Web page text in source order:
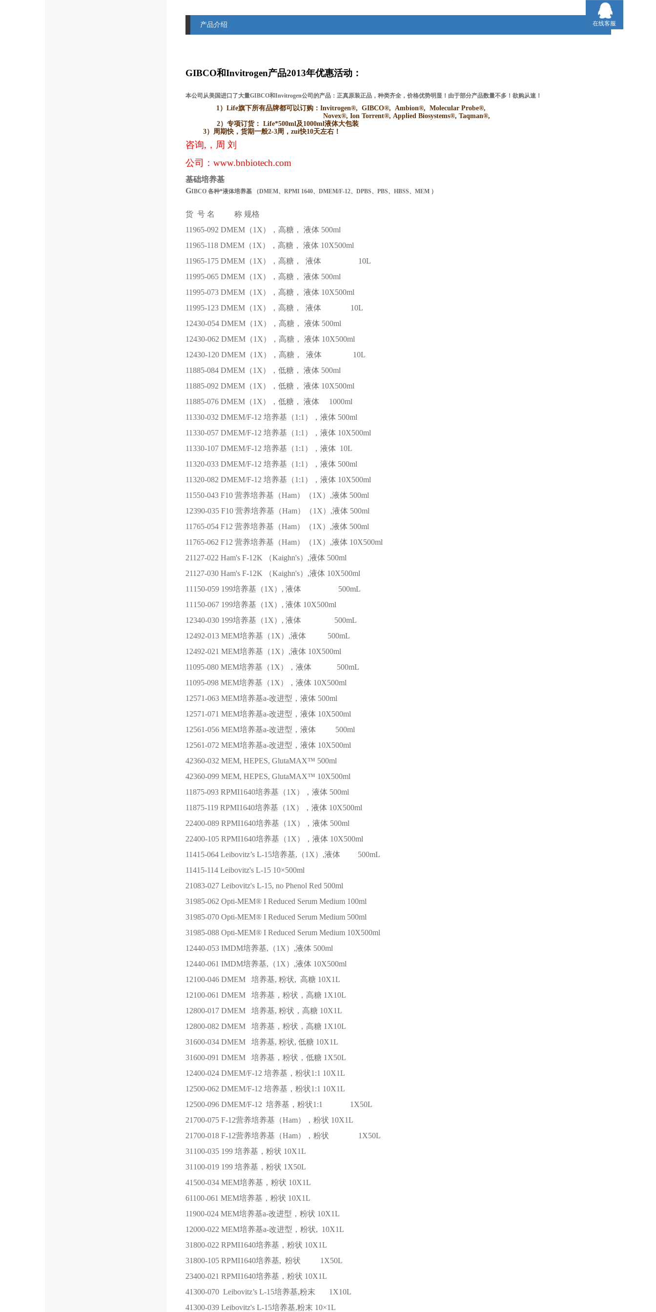
产品介绍
GIBCO和Invitrogen产品2013年优惠活动：
本公司从美国进口了大量GIBCO和Invitrogen公司的产品：正真原装正品，种类齐全，价格优势明显！由于部分产品数量不多！欲购从速！
1）Life旗下所有品牌都可以订购：Invitrogen®, GIBCO®, Ambion®, Molecular Probe®,
Novex®, Ion Torrent®, Applied Biosystems®, Taqman®,
2） 专项订货： Life*500ml及1000ml液体大包装
3） 周期快，货期一般2-3周，zui快10天左右！
咨询,，周 刘
公司： www.bnbiotech.com
基础培养基
GIBCO 各种*液体培养基 （DMEM、RPMI 1640、DMEM/F-12、DPBS、PBS、HBSS、MEM ）
货 号 名 称 规格
11965-092 DMEM（1X），高糖， 液体 500ml
11965-118 DMEM（1X），高糖， 液体 10X500ml
11965-175 DMEM（1X），高糖， 液体
10L
11995-065 DMEM（1X），高糖， 液体 500ml
11995-073 DMEM（1X），高糖， 液体 10X500ml
11995-123 DMEM（1X），高糖， 液体
10L
12430-054 DMEM（1X），高糖， 液体 500ml
12430-062 DMEM（1X），高糖， 液体 10X500ml
12430-120 DMEM（1X），高糖， 液体
10L
11885-084 DMEM（1X），低糖， 液体 500ml
11885-092 DMEM（1X），低糖， 液体 10X500ml
11885-076 DMEM（1X），低糖， 液体
1000ml
11330-032 DMEM/F-12 培养基（1:1），液体 500ml
11330-057 DMEM/F-12 培养基（1:1），液体 10X500ml
11330-107 DMEM/F-12 培养基（1:1），液体 10L
11320-033 DMEM/F-12 培养基（1:1），液体 500ml
11320-082 DMEM/F-12 培养基（1:1），液体 10X500ml
11550-043 F10 营养培养基（Ham）（1X）,液体 500ml
12390-035 F10 营养培养基（Ham）（1X）,液体 500ml
11765-054 F12 营养培养基（Ham）（1X）,液体 500ml
11765-062 F12 营养培养基（Ham）（1X）,液体 10X500ml
21127-022 Ham's F-12K （Kaighn's）,液体 500ml
21127-030 Ham's F-12K （Kaighn's）,液体 10X500ml
11150-059 199培养基（1X）, 液体
500mL
11150-067 199培养基（1X）, 液体 10X500ml
12340-030 199培养基（1X）, 液体
500mL
12492-013 MEM培养基（1X）,液体
500mL
12492-021 MEM培养基（1X）,液体 10X500ml
11095-080 MEM培养基（1X），液体
500mL
11095-098 MEM培养基（1X），液体 10X500ml
12571-063 MEM培养基a-改进型，液体 500ml
12571-071 MEM培养基a-改进型，液体 10X500ml
12561-056 MEM培养基a-改进型，液体
500ml
12561-072 MEM培养基a-改进型，液体 10X500ml
42360-032 MEM, HEPES, GlutaMAX™ 500ml
42360-099 MEM, HEPES, GlutaMAX™ 10X500ml
11875-093 RPMI1640培养基（1X），液体 500ml
11875-119 RPMI1640培养基（1X），液体 10X500ml
22400-089 RPMI1640培养基（1X），液体 500ml
22400-105 RPMI1640培养基（1X），液体 10X500ml
11415-064 Leibovitz’s L-15培养基,（1X）,液体
500mL
11415-114 Leibovitz's L-15 10×500ml
21083-027 Leibovitz's L-15, no Phenol Red 500ml
31985-062 Opti-MEM® I Reduced Serum Medium 100ml
31985-070 Opti-MEM® I Reduced Serum Medium 500ml
31985-088 Opti-MEM® I Reduced Serum Medium 10X500ml
12440-053 IMDM培养基,（1X）,液体 500ml
12440-061 IMDM培养基,（1X）,液体 10X500ml
12100-046 DMEM 培养基, 粉状, 高糖 10X1L
12100-061 DMEM 培养基，粉状，高糖 1X10L
12800-017 DMEM 培养基, 粉状，高糖 10X1L
12800-082 DMEM 培养基，粉状，高糖 1X10L
31600-034 DMEM 培养基, 粉状, 低糖 10X1L
31600-091 DMEM 培养基，粉状，低糖 1X50L
12400-024 DMEM/F-12 培养基，粉状1:1 10X1L
12500-062 DMEM/F-12 培养基，粉状1:1 10X1L
12500-096 DMEM/F-12 培养基，粉状1:1
1X50L
21700-075 F-12营养培养基（Ham），粉状 10X1L
21700-018 F-12营养培养基（Ham），粉状
1X50L
31100-035 199 培养基，粉状 10X1L
31100-019 199 培养基，粉状 1X50L
41500-034 MEM培养基，粉状 10X1L
61100-061 MEM培养基，粉状 10X1L
11900-024 MEM培养基a-改进型，粉状 10X1L
12000-022 MEM培养基a-改进型，粉状, 10X1L
31800-022 RPMI1640培养基，粉状 10X1L
31800-105 RPMI1640培养基, 粉状
1X50L
23400-021 RPMI1640培养基，粉状 10X1L
41300-070 Leibovitz’s L-15培养基,粉末
1X10L
41300-039 Leibovitz's L-15培养基,粉末 10×1L
在线客服